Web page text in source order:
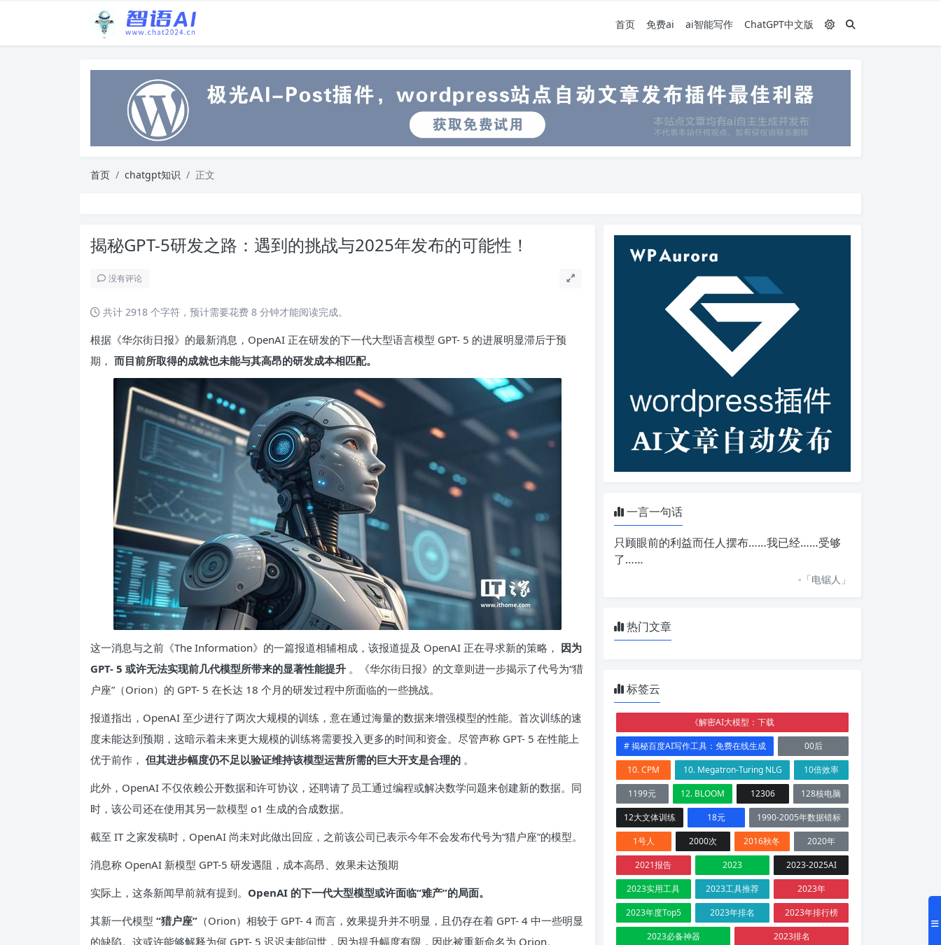
首页 免费ai ai智能写作 ChatGPT中文版
首页 chatgpt知识 正文
揭秘GPT-5研发之路：遇到的挑战与2025年发布的可能性！
没有评论
共计 2918 个字符，预计需要花费 8 分钟才能阅读完成。
根据《华尔街日报》的最新消息，OpenAI 正在研发的下一代大型语言模型 GPT- 5 的进展明显滞后于预
期， 而目前所取得的成就也未能与其高昂的研发成本相匹配。
这一消息与之前《The Information》的一篇报道相辅相成，该报道提及 OpenAI 正在寻求新的策略， 因为
GPT- 5 或许无法实现前几代模型所带来的显著性能提升 。《华尔街日报》的文章则进一步揭示了代号为“猎
户座”（Orion）的 GPT- 5 在长达 18 个月的研发过程中所面临的一些挑战。
报道指出，OpenAI 至少进行了两次大规模的训练，意在通过海量的数据来增强模型的性能。首次训练的速
度未能达到预期，这暗示着未来更大规模的训练将需要投入更多的时间和资金。尽管声称 GPT- 5 在性能上
优于前作， 但其进步幅度仍不足以验证维持该模型运营所需的巨大开支是合理的 。
此外，OpenAI 不仅依赖公开数据和许可协议，还聘请了员工通过编程或解决数学问题来创建新的数据。同
时，该公司还在使用其另一款模型 o1 生成的合成数据。
截至 IT 之家发稿时，OpenAI 尚未对此做出回应，之前该公司已表示今年不会发布代号为“猎户座”的模型。
消息称 OpenAI 新模型 GPT-5 研发遇阻，成本高昂、效果未达预期
实际上，这条新闻早前就有提到。 OpenAI 的下一代大型模型或许面临“难产”的局面。
其新一代模型 “猎户座” （Orion）相较于 GPT- 4 而言，效果提升并不明显，且仍存在着 GPT- 4 中一些明显
的缺陷。这或许能够解释为何 GPT- 5 迟迟未能问世，因为提升幅度有限，因此被重新命名为 Orion。
一言一句话
只顾眼前的利益而任人摆布……我已经……受够
了……
-「电锯人 」
热门文章
标签云
《解密AI大模型：下载
# 揭秘百度AI写作工具：免费在线生成
00后
10. CPM
10. Megatron-Turing NLG
10倍效率
1199元
12. BLOOM 12306
128核电脑
12大文体训练
18元
1990-2005年数据错标
1号人
2000次 2016秋冬
2020年
2021报告
2023
2023-2025AI
2023实用工具
2023工具推荐
2023年
2023年度Top5
2023年排名
2023年排行榜
2023必备神器
2023排名